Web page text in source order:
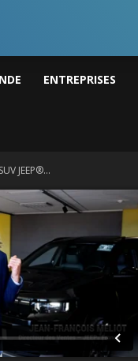
ENTREPRISES
JEEP®...